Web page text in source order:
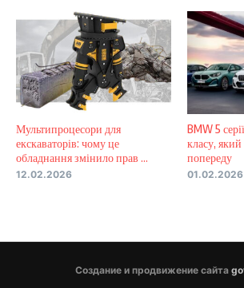
Мультипроцесори для
екскаваторів: чому це
обладнання змінило прав ...
12.02.2026
BMW 5
класу,
попереду
01.02.2026
Создание и продвижение сайта